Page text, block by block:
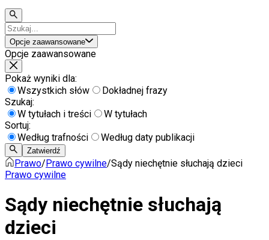
Opcje zaawansowane
Opcje zaawansowane
Pokaż wyniki dla:
Wszystkich słów
Dokładnej frazy
Szukaj:
W tytułach i treści
W tytułach
Sortuj:
Według trafności
Według daty publikacji
Zatwierdź
Prawo/Prawo cywilne/Sądy niechętnie słuchają dzieci
Prawo cywilne
Sądy niechętnie słuchają
dzieci